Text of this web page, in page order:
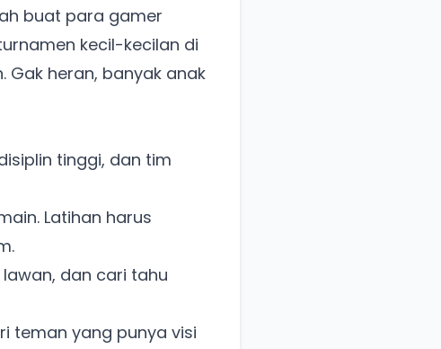
buat para gamer
kecil-kecilan di
heran, banyak anak
tinggi, dan tim
Latihan harus
dan cari tahu
teman yang punya visi